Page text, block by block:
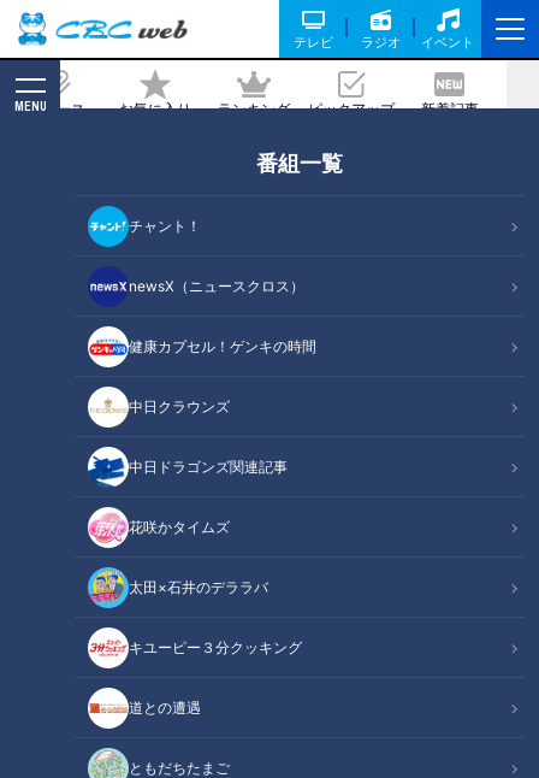
テレビ ラジオ イベント
ニュース お気に入り ランキング ピックアップ 新着記事
MENU
番組一覧
チャント！
newsX（ニュースクロス）
健康カプセル！ゲンキの時間
中日クラウンズ
中日ドラゴンズ関連記事
花咲かタイムズ
太田×石井のデララバ
キユーピー３分クッキング
道との遭遇
ともだちたまご
記事に戻る
『ＴＨＥ格差』塚本高史（スジナシ）
この記事の画像